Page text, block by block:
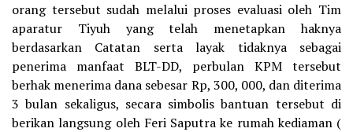
orang tersebut sudah melalui proses evaluasi oleh Tim
aparatur Tiyuh yang telah menetapkan haknya
berdasarkan Catatan serta layak tidaknya sebagai
penerima manfaat BLT-DD, perbulan KPM tersebut
berhak menerima dana sebesar Rp, 300, 000, dan diterima
3 bulan sekaligus, secara simbolis bantuan tersebut di
berikan langsung oleh Feri Saputra ke rumah kediaman (